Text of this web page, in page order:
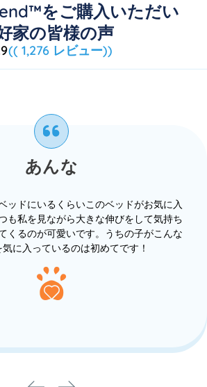
をご購入いただい
家の皆様の声
(( 1,276 レビュー))
あんな
ッドにいるくらいこのベッドがお気に入
も私を見ながら大きな伸びをして気持ち
くるのが可愛いです。うちの子がこんな
に入っているのは初めてです！